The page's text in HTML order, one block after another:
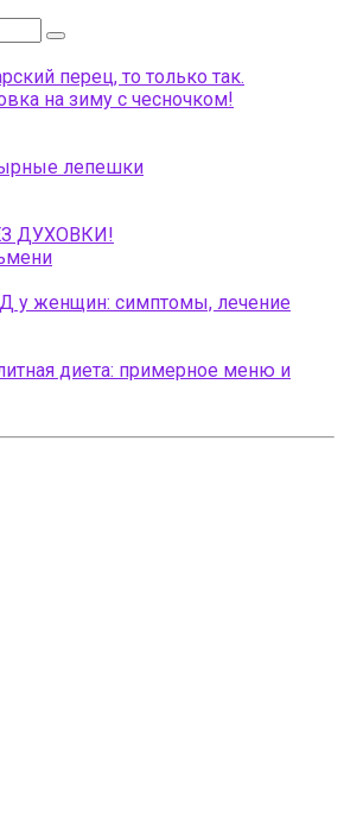
перец, то только так.
на зиму с чесночком!
лепешки
ДУХОВКИ!
у женщин: симптомы, лечение
диета: примерное меню и